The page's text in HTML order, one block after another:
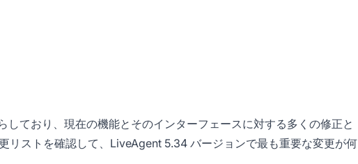
ており、現在の機能とそのインターフェースに対する多くの修正と
リストを確認して、LiveAgent 5.34 バージョンで最も重要な変更が何